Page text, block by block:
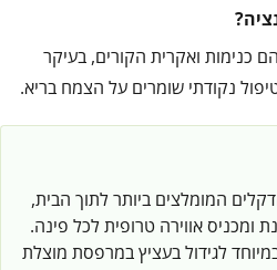
כנימות ואקרית הקורים, בעיקר
נקודתי שומרים על הצמח בריא.
המומלצים ביותר לתוך הבית,
ומכניס אווירה טרופית לכל פינה.
לגידול בעציץ במרפסת מוצלת